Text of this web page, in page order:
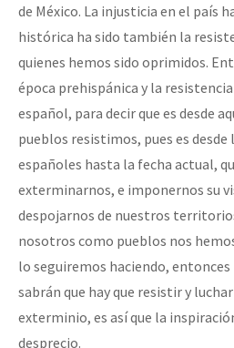
de México. La injusticia en el país
histórica ha sido también la
quienes hemos sido oprimidos.
época prehispánica y la
español, para decir que es desde
pueblos resistimos, pues es desde
españoles hasta la fecha actual,
exterminarnos, e imponernos su
despojarnos de nuestros
nosotros como pueblos nos
lo seguiremos haciendo, entonces
sabrán que hay que resistir y
exterminio, es así que la
desprecio.